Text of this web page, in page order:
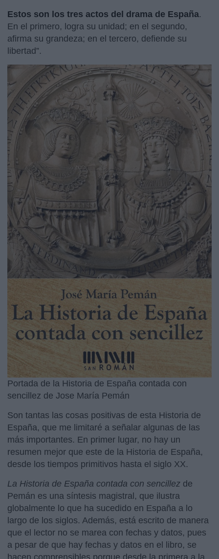
Estos son los tres actos del drama de España.
En el primero, logra su unidad; en el segundo,
afirma su grandeza; en el tercero, defiende su
libertad”.
Portada de la Historia de España contada con
sencillez de Jose María Pemán
Son tantas las cosas positivas de esta Historia de
España, que me limitaré a señalar algunas de las
más importantes. En primer lugar, no hay un
resumen mejor que este de la Historia de España,
desde los tiempos primitivos hasta el siglo XX.
La Historia de España contada con sencillez de
Pemán es una síntesis magistral, que ilustra
globalmente lo que ha sucedido en España a lo
largo de los siglos. Además, está escrito de manera
que el lector no se marea con fechas y datos, pues
a pesar de que hay fechas y datos en el libro, se